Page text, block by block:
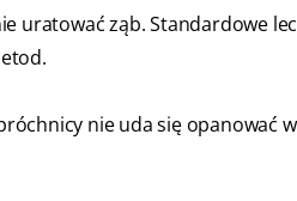
uratować ząb. Standardowe
nie uda się opanować w